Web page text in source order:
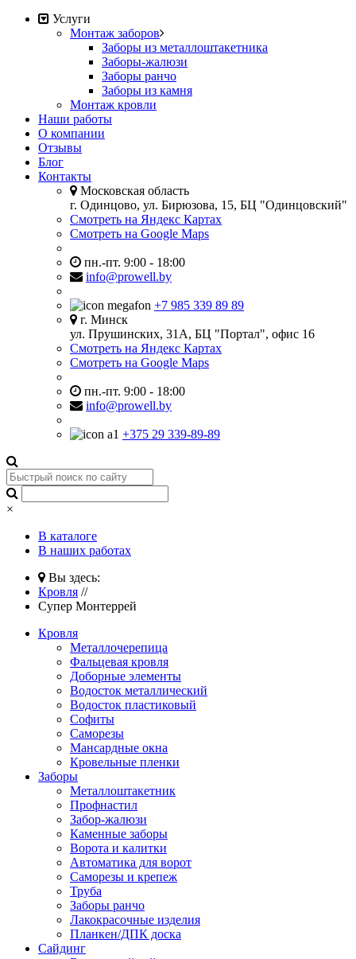
Услуги
Монтаж заборов
Заборы из металлоштакетника
Заборы-жалюзи
Заборы ранчо
Заборы из камня
Монтаж кровли
Наши работы
О компании
Отзывы
Блог
Контакты
Московская область
г. Одинцово, ул. Бирюзова, 15, БЦ "Одинцовский"
Смотреть на Яндекс Картах
Смотреть на Google Maps
пн.-пт. 9:00 - 18:00
info@prowell.by
+7 985 339 89 89
г. Минск
ул. Прушинских, 31А, БЦ "Портал", офис 16
Смотреть на Яндекс Картах
Смотреть на Google Maps
пн.-пт. 9:00 - 18:00
info@prowell.by
+375 29 339-89-89
×
В каталоге
В наших работах
Вы здесь:
Кровля //
Супер Монтеррей
Кровля
Металлочерепица
Фальцевая кровля
Доборные элементы
Водосток металлический
Водосток пластиковый
Софиты
Саморезы
Мансардные окна
Кровельные пленки
Заборы
Металлоштакетник
Профнастил
Забор-жалюзи
Каменные заборы
Ворота и калитки
Автоматика для ворот
Саморезы и крепеж
Труба
Заборы ранчо
Лакокрасочные изделия
Планкен/ДПК доска
Сайдинг